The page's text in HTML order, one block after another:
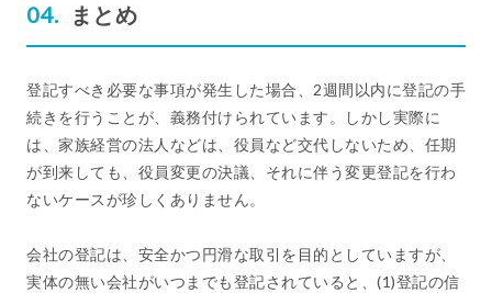
まとめ
登記すべき必要な事項が発生した場合、2週間以内に登記の手
続きを行うことが、義務付けられています。しかし実際に
は、家族経営の法人などは、役員など交代しないため、任期
が到来しても、役員変更の決議、それに伴う変更登記を行わ
ないケースが珍しくありません。
会社の登記は、安全かつ円滑な取引を目的としていますが、
実体の無い会社がいつまでも登記されていると、(1)登記の信